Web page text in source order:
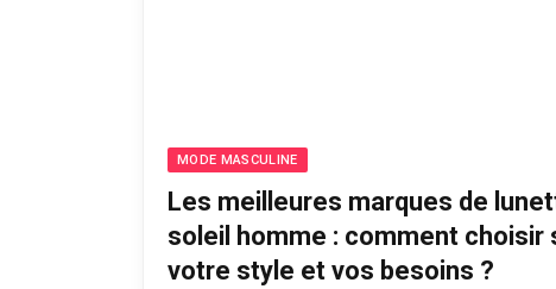
MODE MASCULINE
Les meilleures marques de
soleil homme : comment choisir
votre style et vos besoins ?